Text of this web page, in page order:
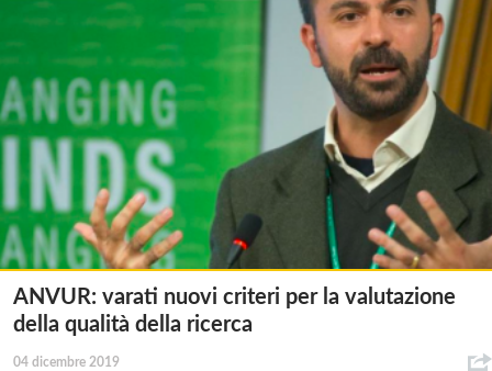
ANVUR: varati nuovi criteri per la valutazione
della qualità della ricerca
04 dicembre 2019